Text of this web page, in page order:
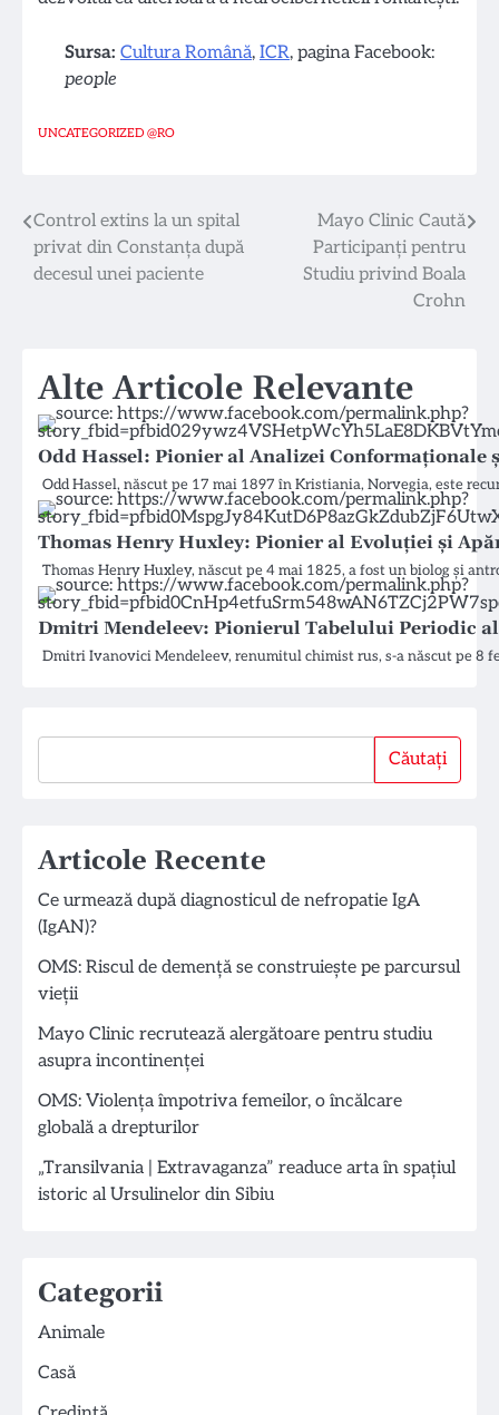
Sursa: Cultura Română, ICR, pagina Facebook:
people
UNCATEGORIZED @RO
Navigare
în
Control extins la un spital
privat din Constanța după
decesul unei paciente
Mayo Clinic Caută
Participanți pentru
Studiu privind Boala
Crohn
Alte Articole Relevante
Odd Hassel: Pionier al Analizei Conformaționale
Odd Hassel, născut pe 17 mai 1897 în Kristiania, Norvegia, este
Thomas Henry Huxley: Pionier al Evoluției și
Thomas Henry Huxley, născut pe 4 mai 1825, a fost un biolog și
Dmitri Mendeleev: Pionierul Tabelului Periodic
Dmitri Ivanovici Mendeleev, renumitul chimist rus, s-a născut pe 8
Căutați
Articole Recente
Ce urmează după diagnosticul de nefropatie IgA
(IgAN)?
OMS: Riscul de demență se construiește pe parcursul
vieții
Mayo Clinic recrutează alergătoare pentru studiu
asupra incontinenței
OMS: Violența împotriva femeilor, o încălcare
globală a drepturilor
„Transilvania | Extravaganza” readuce arta în spațiul
istoric al Ursulinelor din Sibiu
Categorii
Animale
Casă